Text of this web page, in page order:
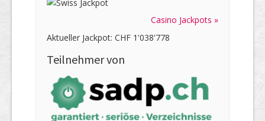
Casino Jackpots »
Aktueller Jackpot: CHF 1'038'778
Teilnehmer von